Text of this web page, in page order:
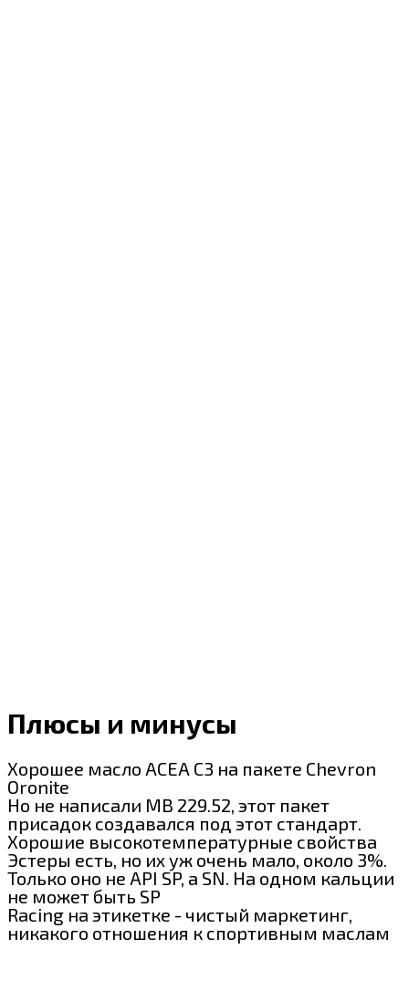
Плюсы и минусы
Хорошее масло ACEA C3 на пакете Chevron
Oronite
Но не написали MB 229.52, этот пакет
присадок создавался под этот стандарт.
Хорошие высокотемпературные свойства
Эстеры есть, но их уж очень мало, около 3%.
Только оно не API SP, а SN. На одном кальции
не может быть SP
Racing на этикетке - чистый маркетинг,
никакого отношения к спортивным маслам